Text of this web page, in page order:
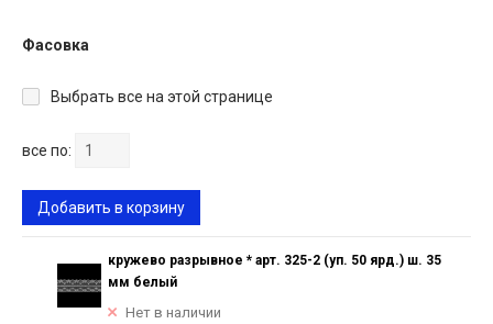
Фасовка
Выбрать все на этой странице
все по:
Добавить в корзину
кружево разрывное * арт. 325-2 (уп. 50 ярд.) ш. 35
мм белый
Нет в наличии